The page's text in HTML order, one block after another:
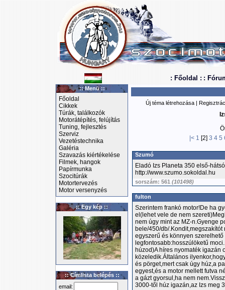
: Főoldal : :
:: Menü ::
Főoldal
Cikkek
Túrák, találkozók
Motorátépítés, felújítás
Tuning, fejlesztés
Szerviz
Vezetéstechnika
Galéria
Szavazás kiértékelése
Filmek, hangok
Papírmunka
Szocitúrák
Motortervezés
Motor versenyzés
:: Egy kép ::
:: Címlista belépés ::
email:
Új téma létrehozása |
|< 1 [2] 3 4 5
Szumó
Eladó Izs Planeta 350 első-
http://www.szumo.sokoldal.hu
sorszám: 561 (101498)
fulton
Szerintem frankó motor!De ha
el(lehet vele de nem
nem úgy mint az MZ-n.Gyenge
bele/450/db/
egyszerű és könnyen
legfontosabb:hosszúlöketű
húzod)A híres nyomaték igazán
közeledik.Általános
és pörget,mert csak úgy húz,a
egyest,és a motor mellett futva
a gázt gyorsul,ha nem
3000-től húz igazán,az Izs meg